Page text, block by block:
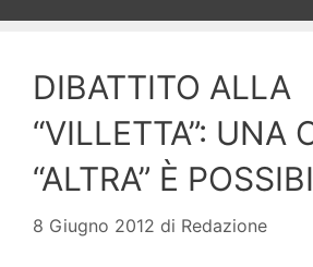
DIBATTITO ALLA
“VILLETTA”: UNA
“ALTRA” È
8 Giugno 2012 di Redazione